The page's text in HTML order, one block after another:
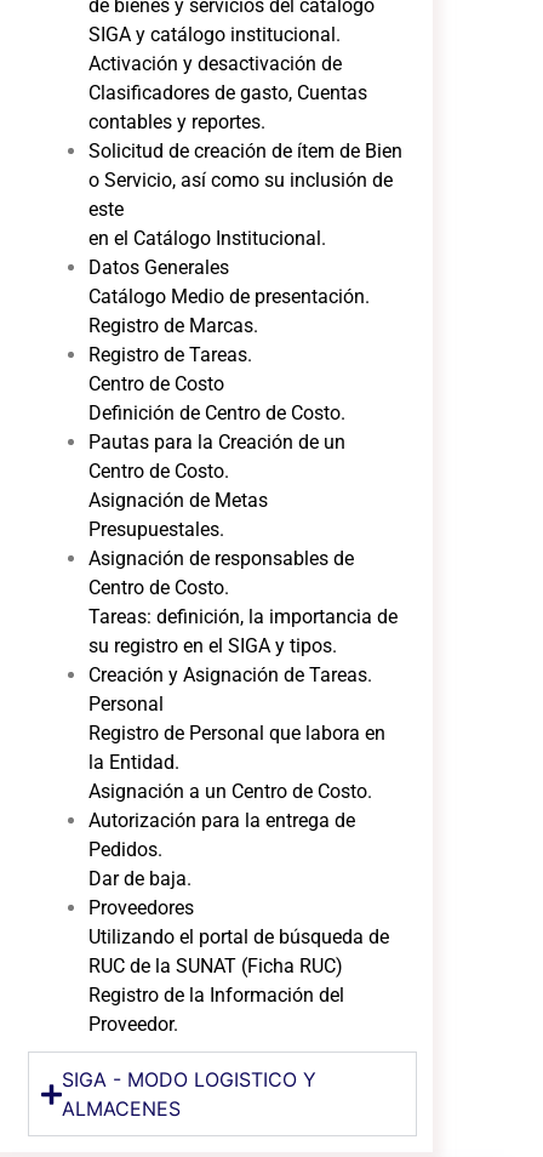
de bienes y servicios del catálogo
SIGA y catálogo institucional.
Activación y desactivación de
Clasificadores de gasto, Cuentas
contables y reportes.
Solicitud de creación de ítem de Bien
o Servicio, así como su inclusión de
este
en el Catálogo Institucional.
Datos Generales
Catálogo Medio de presentación.
Registro de Marcas.
Registro de Tareas.
Centro de Costo
Definición de Centro de Costo.
Pautas para la Creación de un
Centro de Costo.
Asignación de Metas
Presupuestales.
Asignación de responsables de
Centro de Costo.
Tareas: definición, la importancia de
su registro en el SIGA y tipos.
Creación y Asignación de Tareas.
Personal
Registro de Personal que labora en
la Entidad.
Asignación a un Centro de Costo.
Autorización para la entrega de
Pedidos.
Dar de baja.
Proveedores
Utilizando el portal de búsqueda de
RUC de la SUNAT (Ficha RUC)
Registro de la Información del
Proveedor.
SIGA - MODO LOGISTICO Y
ALMACENES